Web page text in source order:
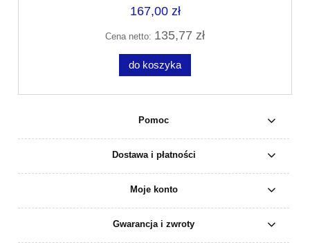
167,00 zł
Cena netto: 135,77 zł
do koszyka
Pomoc
Dostawa i płatności
Moje konto
Gwarancja i zwroty